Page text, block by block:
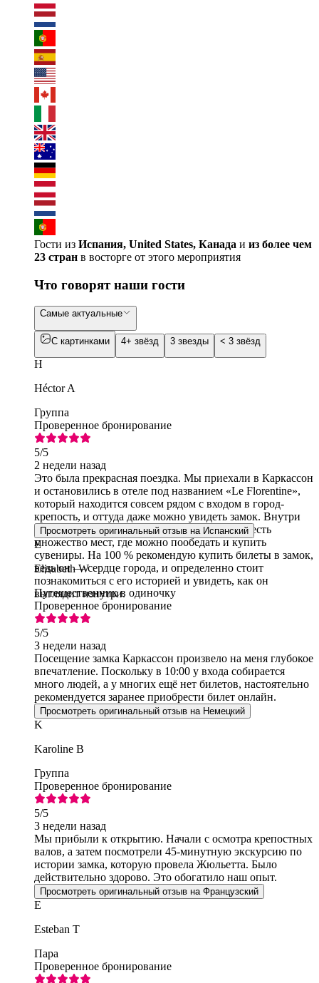
Гости из Испания, United States, Канада и из более чем
23 стран в восторге от этого мероприятия
Что говорят наши гости
Самые актуальные
С картинками 4+ звёзд 3 звезды < 3 звёзд
H
Héctor A
Группа
Проверенное бронирование
5/5
2 недели назад
Это была прекрасная поездка. Мы приехали в Каркассон
и остановились в отеле под названием «Le Florentine»,
который находится совсем рядом с входом в город-
крепость, и оттуда даже можно увидеть замок. Внутри
города улочки просто очаровательны, и там есть
множество мест, где можно пообедать и купить
сувениры. На 100 % рекомендую купить билеты в замок,
ведь он — сердце города, и определенно стоит
познакомиться с его историей и увидеть, как он
выглядит изнутри.
Просмотреть оригинальный отзыв на Испанский
E
Elisabeth W
Путешественник в одиночку
Проверенное бронирование
5/5
3 недели назад
Посещение замка Каркассон произвело на меня глубокое
впечатление. Поскольку в 10:00 у входа собирается
много людей, а у многих ещё нет билетов, настоятельно
рекомендуется заранее приобрести билет онлайн.
Просмотреть оригинальный отзыв на Немецкий
K
Karoline B
Группа
Проверенное бронирование
5/5
3 недели назад
Мы прибыли к открытию. Начали с осмотра крепостных
валов, а затем посмотрели 45-минутную экскурсию по
истории замка, которую провела Жюльетта. Было
действительно здорово. Это обогатило наш опыт.
Просмотреть оригинальный отзыв на Французский
E
Esteban T
Пара
Проверенное бронирование